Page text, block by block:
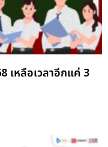
เหลือเวลาอีกแค่ 3